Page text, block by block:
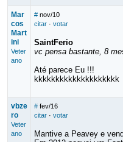
Mar
cos
Mart
ini
Veter
ano
# nov/10
citar· votar
SaintFerio
vc pensa bastante, 8
Até parece Eu !!!
kkkkkkkkkkkkkkkkkkkk
vbze
ro
Veter
ano
# fev/16
citar· votar
Mantive a Peavey e